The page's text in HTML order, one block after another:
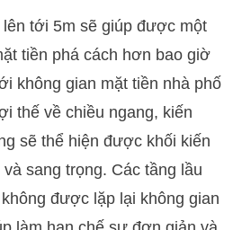
tới 5m sẽ giúp được một
tiền phá cách hơn bao giờ
không gian mặt tiền nhà phố
thế về chiều ngang, kiến
sẽ thể hiện được khối kiến
sang trọng. Các tầng lầu
được lặp lại không gian